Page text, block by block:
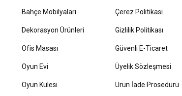
Bahçe Mobilyaları
Dekorasyon Ürünleri
Ofis Masası
Oyun Evi
Oyun Kulesi
Çerez Politikası
Gizlilik Politikası
Güvenli E-Ticaret
Üyelik Sözleşmesi
Ürün İade Prosedürü